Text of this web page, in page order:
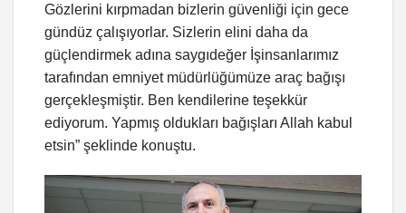
Gözlerini kırpmadan bizlerin güvenliği için gece
gündüz çalışıyorlar. Sizlerin elini daha da
güçlendirmek adına saygıdeğer İşinsanlarımız
tarafından emniyet müdürlüğümüze araç bağışı
gerçekleşmiştir. Ben kendilerine teşekkür
ediyorum. Yapmış oldukları bağışları Allah kabul
etsin” şeklinde konuştu.